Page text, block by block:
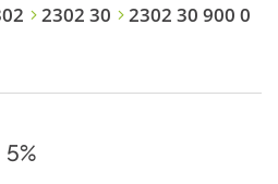
2302 30 2302 30 900 0
5%